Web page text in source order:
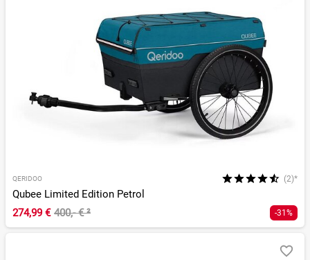
QERIDOO (2)*
Qubee Limited Edition Petrol
274,99 € 400,- €² -31%